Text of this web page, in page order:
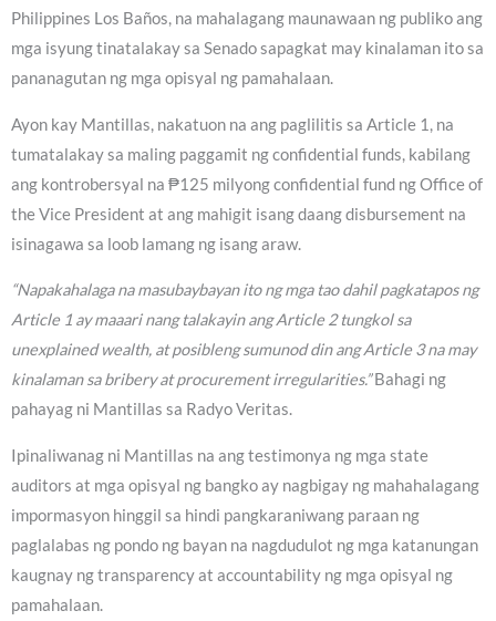
Philippines Los Baños, na mahalagang maunawaan ng publiko ang
mga isyung tinatalakay sa Senado sapagkat may kinalaman ito sa
pananagutan ng mga opisyal ng pamahalaan.
Ayon kay Mantillas, nakatuon na ang paglilitis sa Article 1, na
tumatalakay sa maling paggamit ng confidential funds, kabilang
ang kontrobersyal na ₱125 milyong confidential fund ng Office of
the Vice President at ang mahigit isang daang disbursement na
isinagawa sa loob lamang ng isang araw.
“Napakahalaga na masubaybayan ito ng mga tao dahil pagkatapos ng
Article 1 ay maaari nang talakayin ang Article 2 tungkol sa
unexplained wealth, at posibleng sumunod din ang Article 3 na may
kinalaman sa bribery at procurement irregularities.”Bahagi ng
pahayag ni Mantillas sa Radyo Veritas.
Ipinaliwanag ni Mantillas na ang testimonya ng mga state
auditors at mga opisyal ng bangko ay nagbigay ng mahahalagang
impormasyon hinggil sa hindi pangkaraniwang paraan ng
paglalabas ng pondo ng bayan na nagdudulot ng mga katanungan
kaugnay ng transparency at accountability ng mga opisyal ng
pamahalaan.